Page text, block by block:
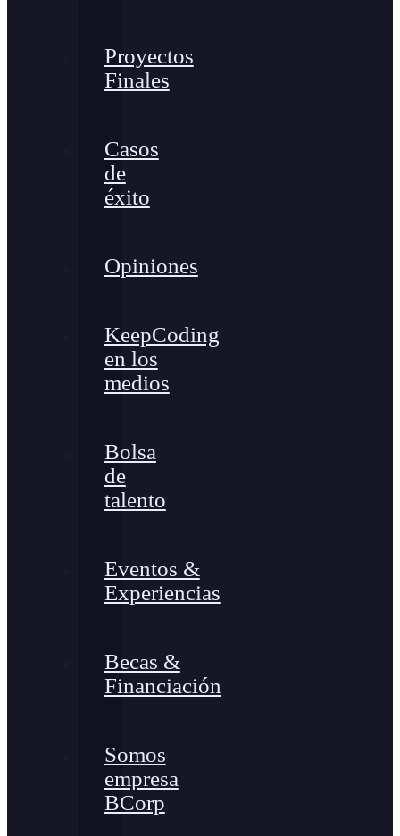
Proyectos
Finales
Casos
de
éxito
Opiniones
KeepCoding
en los
medios
Bolsa
de
talento
Eventos &
Experiencias
Becas &
Financiación
Somos
empresa
BCorp